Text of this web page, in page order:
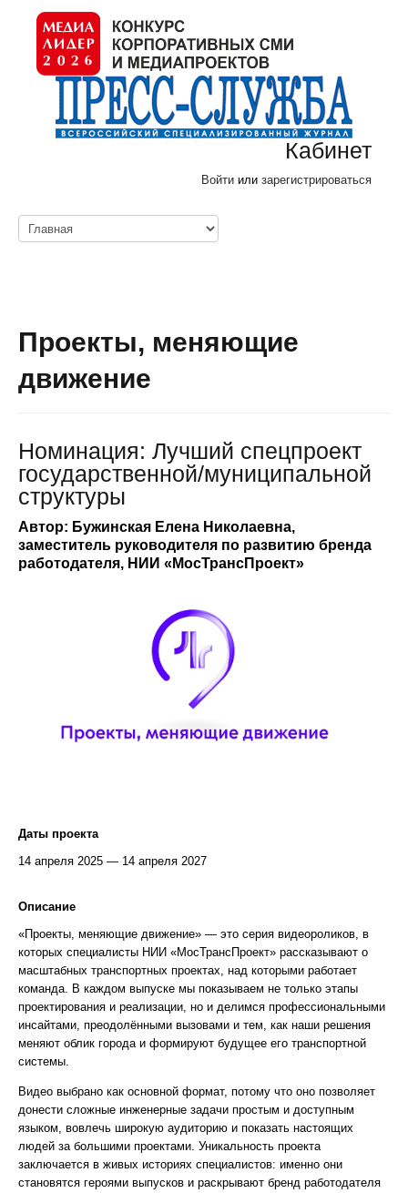
Кабинет
Войти или зарегистрироваться
Проекты, меняющие
движение
Номинация: Лучший спецпроект
государственной/муниципальной
структуры
Автор: Бужинская Елена Николаевна,
заместитель руководителя по развитию бренда
работодателя, НИИ «МосТрансПроект»
Даты проекта
14 апреля 2025 — 14 апреля 2027
Описание
«Проекты, меняющие движение» — это серия видеороликов, в
которых специалисты НИИ «МосТрансПроект» рассказывают о
масштабных транспортных проектах, над которыми работает
команда. В каждом выпуске мы показываем не только этапы
проектирования и реализации, но и делимся профессиональными
инсайтами, преодолёнными вызовами и тем, как наши решения
меняют облик города и формируют будущее его транспортной
системы.
Видео выбрано как основной формат, потому что оно позволяет
донести сложные инженерные задачи простым и доступным
языком, вовлечь широкую аудиторию и показать настоящих
людей за большими проектами. Уникальность проекта
заключается в живых историях специалистов: именно они
становятся героями выпусков и раскрывают бренд работодателя